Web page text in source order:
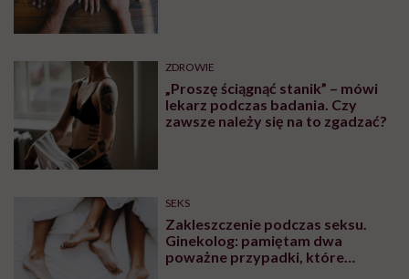
ZDROWIE
„Proszę ściągnąć stanik” – mówi
lekarz podczas badania. Czy
zawsze należy się na to zgadzać?
SEKS
Zakleszczenie podczas seksu.
Ginekolog: pamiętam dwa
poważne przypadki, które